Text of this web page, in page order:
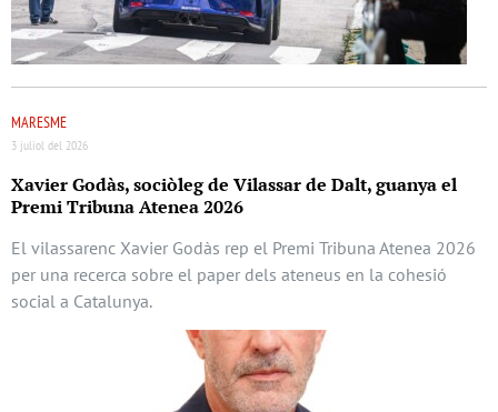
MARESME
3 juliol del 2026
Xavier Godàs, sociòleg de Vilassar de Dalt, guanya el
Premi Tribuna Atenea 2026
El vilassarenc Xavier Godàs rep el Premi Tribuna Atenea 2026
per una recerca sobre el paper dels ateneus en la cohesió
social a Catalunya.